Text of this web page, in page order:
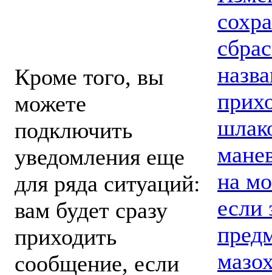
Кроме того, вы
можете
подключить
уведомления еще
для ряда ситуаций:
вам будет сразу
приходить
сообщение, если
на
если